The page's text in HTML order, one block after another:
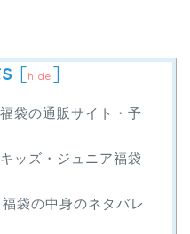
[hide ]
袋の通販サイト・予
ッズ・ジュニア福袋
袋の中身のネタバレ